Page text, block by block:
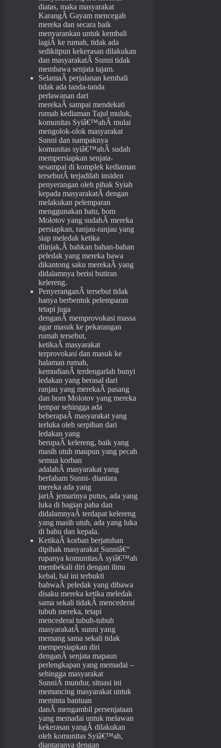
diatas, maka masyarakat
KarangÂ Gayam mencegah
mereka dan secara baik
menyarankan untuk kembali
lagiÂ ke rumah, tidak ada
sedikitpun kekerasan dilakukan
dan masyarakatÂ Sunni tidak
membawa senjata tajam.
SelamaÂ perjalanan kembali
tidak ada tanda-tanda
perlawanan dari
merekaÂ sampai mendekati
rumah kediaman Tajul muluk,
komunitas Syiâ€™ahÂ mulai
mengolok-olok masyarakat
Sunni dan nampaknya
komunitas syiâ€™ahÂ sudah
mempersiapkan senjata-
sesampai di komplek kediaman
tersebutÂ terjadilah insiden
penyerangan oleh pihak Syiah
kepada masyarakatÂ dengan
melakukan pelemparan
menggunakan batu, bom
Molotov yang sudahÂ mereka
persiapkan, ranjau-ranjau yang
siap meledak ketika
diinjak,Â bahkan bahan-bahan
peledak yang mereka bawa
dikantong saku merekaÂ yang
didalamnya berisi butiran
kelereng.
PenyeranganÂ tersebut tidak
hanya berbentuk pelemparan
tetapi juga
denganÂ memprovokasi massa
agar masuk ke pekarangan
rumah tersebut,
ketikaÂ masyarakat
terprovokasi dan masuk ke
halaman rumah,
kemudianÂ terdengarlah bunyi
ledakan yang berasal dari
ranjau yang merekaÂ pasang
dan bom Molotov yang mereka
lempar sehingga ada
beberapaÂ masyarakat yang
terluka oleh serpihan dari
ledakan yang
berupaÂ kelereng, baik yang
masih utuh maupun yang pecah
semua korban
adalahÂ masyarakat yang
berfaham Sunni- diantara
mereka ada yang
jariÂ jemarinya putus, ada yang
luka di bagian paha dan
didalamnyaÂ terdapat kelereng
yang masih utuh, ada yang luka
di bahu dan kepala.
KetikaÂ korban berjatuhan
dipihak masyarakat Sunniâ€“
rupanya komunitasÂ syiâ€™ah
membekali diri dengan ilmu
kebal, hal ini terbukti
bahwaÂ peledak yang dibawa
disaku mereka ketika meledak
sama sekali tidakÂ mencederai
tubuh mereka, tetapi
mencederai tubuh-tubuh
masyarakatÂ sunni yang
memang sama sekali tidak
mempersiapkan diri
denganÂ senjata mapaun
perlengkapan yang memadai –
sehingga masyarakat
SunniÂ mundur, situasi ini
memancing masyarakat untuk
meminta bantuan
danÂ mengambil persenjataan
yang memadai untuk melawan
kekerasan yangÂ dilakukan
oleh komunitas Syiâ€™ah,
diantaranya dengan